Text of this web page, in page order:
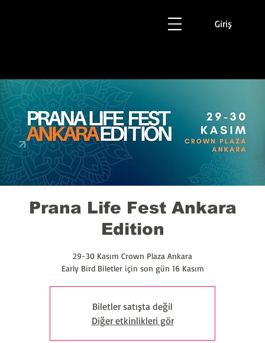
Giriş
Prana Life Fest Ankara
Edition
29-30 Kasım Crown Plaza Ankara
Early Bird Biletler için son gün 16 Kasım
Biletler satışta değil
Diğer etkinlikleri gör